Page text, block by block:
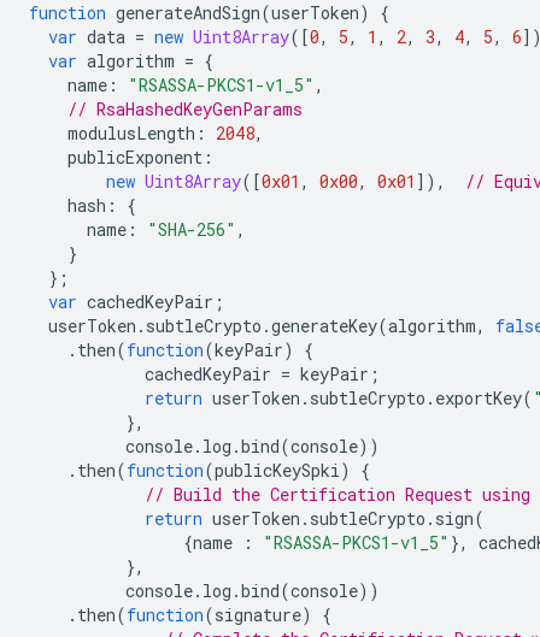
function generateAndSign(userToken)
{
var data = new Uint8Array([0, 5, 1 , 2, 3, 4, 5, 6
var algorithm = {
name : "RSASSA-PKCS1-v1_5" ,
// RsaHashedKeyGenParams
modulusLength : 2048,
publicExponent :
new Uint8Array([0x01 , 0x00, 0x01 ]),
//
hash :
{
name : "SHA-256" ,
}
};
var cachedKeyPair ;
userToken . subtleCrypto .generateKey(algorithm,
. then(function(keyPair)
{
cachedKeyPair = keyPair ;
return userToken . subtleCrypto . exportKey(
},
console. log .bind(console))
. then(function(publicKeySpki)
{
// Build the Certification Request
return userToken . subtleCrypto . sign(
{name : "RSASSA-PKCS1-v1_5" },
},
console. log .bind(console))
. then(function(signature)
{